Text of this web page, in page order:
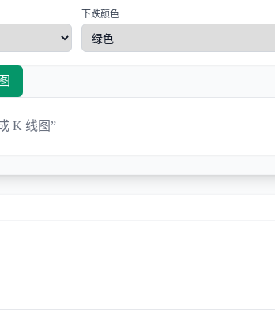
下跌颜色
K 线图”